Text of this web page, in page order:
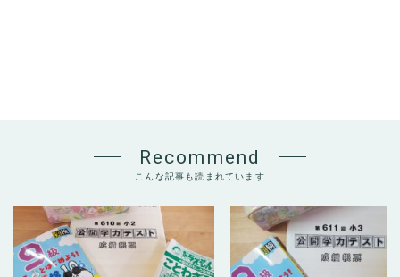
Recommend
こんな記事も読まれています